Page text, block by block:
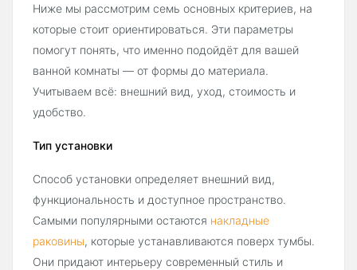
Ниже мы рассмотрим семь основных критериев, на
которые стоит ориентироваться. Эти параметры
помогут понять, что именно подойдёт для вашей
ванной комнаты — от формы до материала.
Учитываем всё: внешний вид, уход, стоимость и
удобство.
Тип установки
Способ установки определяет внешний вид,
функциональность и доступное пространство.
Самыми популярными остаются накладные
раковины, которые устанавливаются поверх тумбы.
Они придают интерьеру современный стиль и